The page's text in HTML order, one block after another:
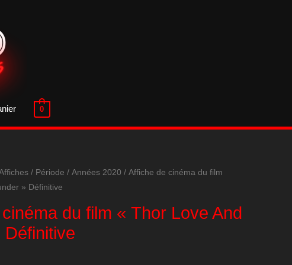
0
/ Période / Années 2020 / Affiche de cinéma du film
» Définitive
du film « Thor Love And